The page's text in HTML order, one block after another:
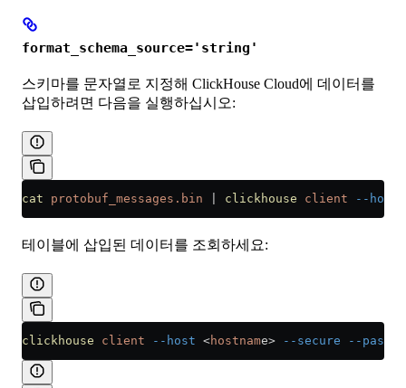
format_schema_source='string'
스키마를 문자열로 지정해 ClickHouse Cloud에 데이터를
삽입하려면 다음을 실행하십시오:
cat protobuf_messages.bin clickhouse client --host
테이블에 삽입된 데이터를 조회하세요:
clickhouse client --host <hostname> --secure --